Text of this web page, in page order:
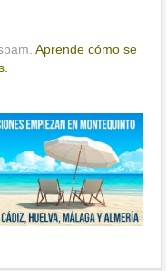
Aprende cómo se